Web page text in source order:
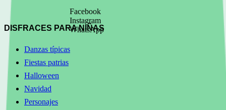
Facebook
Instagram
WhatsApp
DISFRACES PARA NIÑAS
Danzas típicas
Fiestas patrias
Halloween
Navidad
Personajes